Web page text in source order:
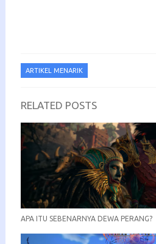
ARTIKEL MENARIK
RELATED POSTS
APA ITU SEBENARNYA DEWA PERANG?